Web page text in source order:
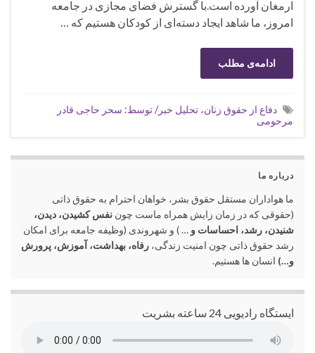
ارمغان آورده است.با گسترش فضای مجازی در جامعه
امروز، ما شاهد ایجاد دسته‌ای از کودکان هستیم که …
ادامه‌ی مطلب
دفاع از حقوق زنان، تحلیل خبر/ توسط: سحر حاجی قادر
مرحومی
درباره ما
ما هواداران مستقل حقوق بشر، خواهان احترام به حقوق ذاتی
(حقوقی که در زمان زایش همراه ماست چون نفس کشیدن، دیدن،
شنیدن، رشد، احساسات و … ) و شهروندی (وظیفه جامعه برای امکان
رشد حقوق ذاتی چون امنیت زندگی، رفاه، بهداشت، آموزش، پرورش
و…) انسان ها هستیم.
ایستگاه رادیویی 24 ساعته بشریت